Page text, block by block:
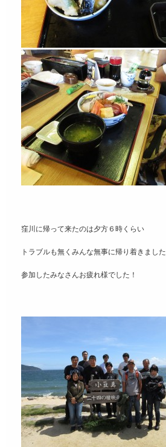
窪川に帰って来たのは夕方６時くらい
トラブルも無くみんな無事に帰り着きました
参加したみなさんお疲れ様でした！